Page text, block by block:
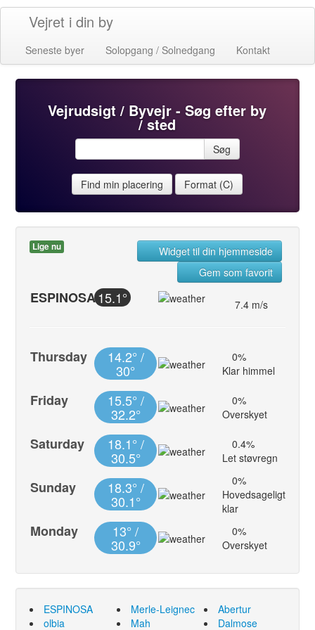
Vejret i din by
Seneste byer Solopgang / Solnedgang Kontakt
Vejrudsigt / Byvejr - Søg efter by
/ sted
Søg
Find min placering Format (C)
Lige nu
Widget til din hjemmeside
Gem som favorit
ESPINOSA15.1° 7.4 m/s
Thursday 14.2° /
30°
0%
Klar himmel
Friday 15.5° /
32.2°
0%
Overskyet
Saturday 18.1° /
30.5°
0.4%
Let støvregn
Sunday 18.3° /
30.1°
0%
Hovedsageligt
klar
Monday 13° /
30.9°
0%
Overskyet
ESPINOSA
olbia
Merle-Leignec
Mah
Abertur
Dalmose